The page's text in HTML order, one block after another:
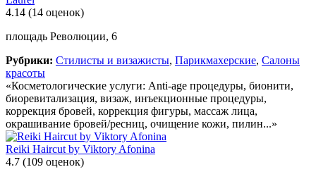
4.14 (14 оценок)
площадь Революции, 6
Рубрики: Стилисты и визажисты, Парикмахерские, Салоны
красоты
«Косметологические услуги: Anti-age процедуры, бионити,
биоревитализация, визаж, инъекционные процедуры,
коррекция бровей, коррекция фигуры, массаж лица,
окрашивание бровей/ресниц, очищение кожи, пилин...»
Reiki Haircut by Viktory Afonina
4.7 (109 оценок)